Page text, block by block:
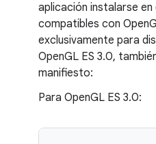
aplicación instalarse
compatibles con
exclusivamente para
OpenGL ES 3.0,
manifiesto:
Para OpenGL ES 3.0: